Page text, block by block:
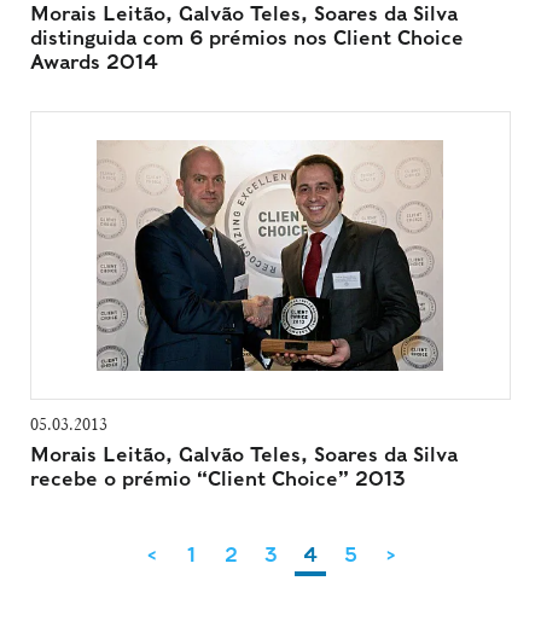
Morais Leitão, Galvão Teles, Soares da Silva
distinguida com 6 prémios nos Client Choice
Awards 2014
05.03.2013
Morais Leitão, Galvão Teles, Soares da Silva
recebe o prémio “Client Choice” 2013
< 1 2 3 4 5 >